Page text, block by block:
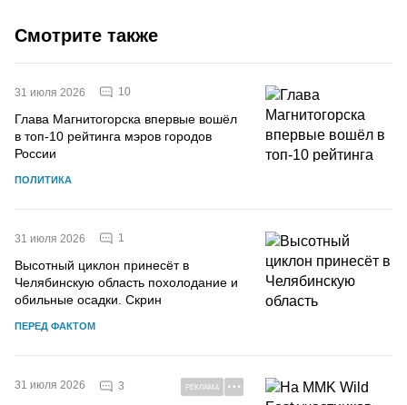
Смотрите также
31 июля 2026 10
Глава Магнитогорска впервые вошёл
в топ-10 рейтинга мэров городов
России
ПОЛИТИКА
31 июля 2026 1
Высотный циклон принесёт в
Челябинскую область похолодание и
обильные осадки. Скрин
ПЕРЕД ФАКТОМ
31 июля 2026 3 РЕКЛАМА